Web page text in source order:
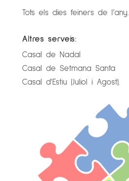
Tots els dies feiners de l’any.
Altres serveis:
Casal de Nadal
Casal de Setmana Santa
Casal d'Estiu (Juliol i Agost).